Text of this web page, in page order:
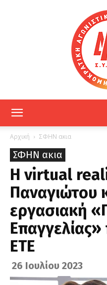
Αρχική ΣΦΗΝ ακια
ΣΦΗΝ ακια
Η virtual
Παναγιώτου
εργασιακή
Επαγγελίας»
ΕΤΕ
26 Ιουλίου 2023